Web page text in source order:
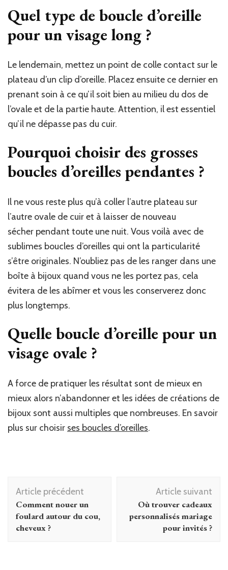
Quel type de boucle d’oreille
pour un visage long ?
Le lendemain, mettez un point de colle contact sur le
plateau d’un clip d’oreille. Placez ensuite ce dernier en
prenant soin à ce qu’il soit bien au milieu du dos de
l’ovale et de la partie haute. Attention, il est essentiel
qu’il ne dépasse pas du cuir.
Pourquoi choisir des grosses
boucles d’oreilles pendantes ?
Il ne vous reste plus qu’à coller l’autre plateau sur
l’autre ovale de cuir et à laisser de nouveau
sécher pendant toute une nuit. Vous voilà avec de
sublimes boucles d’oreilles qui ont la particularité
s’être originales. N’oubliez pas de les ranger dans une
boîte à bijoux quand vous ne les portez pas, cela
évitera de les abîmer et vous les conserverez donc
plus longtemps.
Quelle boucle d’oreille pour un
visage ovale ?
A force de pratiquer les résultat sont de mieux en
mieux alors n’abandonner et les idées de créations de
bijoux sont aussi multiples que nombreuses. En savoir
plus sur choisir ses boucles d’oreilles.
Navigation
d'article
Article précédent
Comment nouer un
foulard autour du cou,
cheveux ?
Article suivant
Où trouver cadeaux
personnalisés mariage
pour invités ?